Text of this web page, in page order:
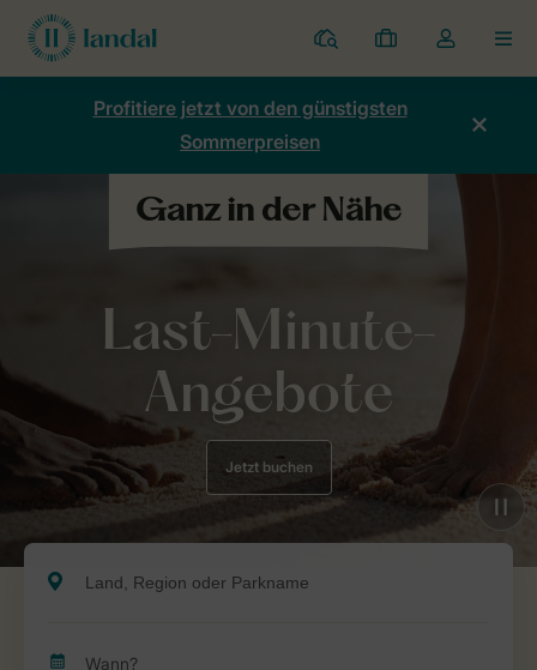
Ferienparks
Meine
Buchungen
Dropdown-
Menü
Kontos
Profitiere jetzt von den günstigsten
Sommerpreisen
Last-Minute-
Angebote
Jetzt buchen